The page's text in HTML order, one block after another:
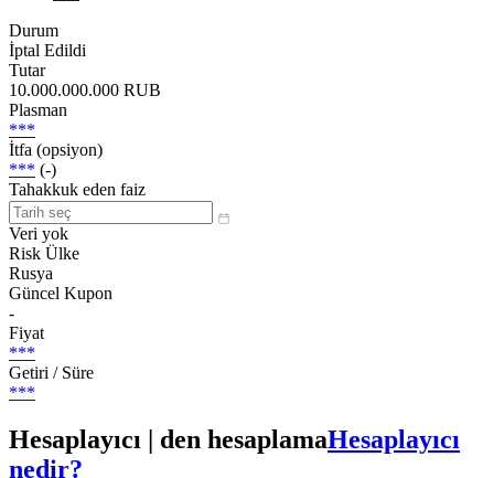
Durum
İptal Edildi
Tutar
10.000.000.000 RUB
Plasman
***
İtfa (opsiyon)
*** (-)
Tahakkuk eden faiz
Veri yok
Risk Ülke
Rusya
Güncel Kupon
-
Fiyat
***
Getiri / Süre
***
Hesaplayıcı | den hesaplamaHesaplayıcı
nedir?